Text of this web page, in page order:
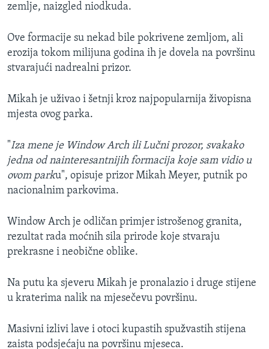
zemlje, naizgled niodkuda.
Ove formacije su nekad bile pokrivene zemljom, ali
erozija tokom milijuna godina ih je dovela na površinu
stvarajući nadrealni prizor.
Mikah je uživao i šetnji kroz najpopularnija živopisna
mjesta ovog parka.
"Iza mene je Window Arch ili Lučni prozor, svakako
jedna od nainteresantnijih formacija koje sam vidio u
ovom parku", opisuje prizor Mikah Meyer, putnik po
nacionalnim parkovima.
Window Arch je odličan primjer istrošenog granita,
rezultat rada moćnih sila prirode koje stvaraju
prekrasne i neobične oblike.
Na putu ka sjeveru Mikah je pronalazio i druge stijene
u kraterima nalik na mjesečevu površinu.
Masivni izlivi lave i otoci kupastih spužvastih stijena
zaista podsjećaju na površinu mjeseca.